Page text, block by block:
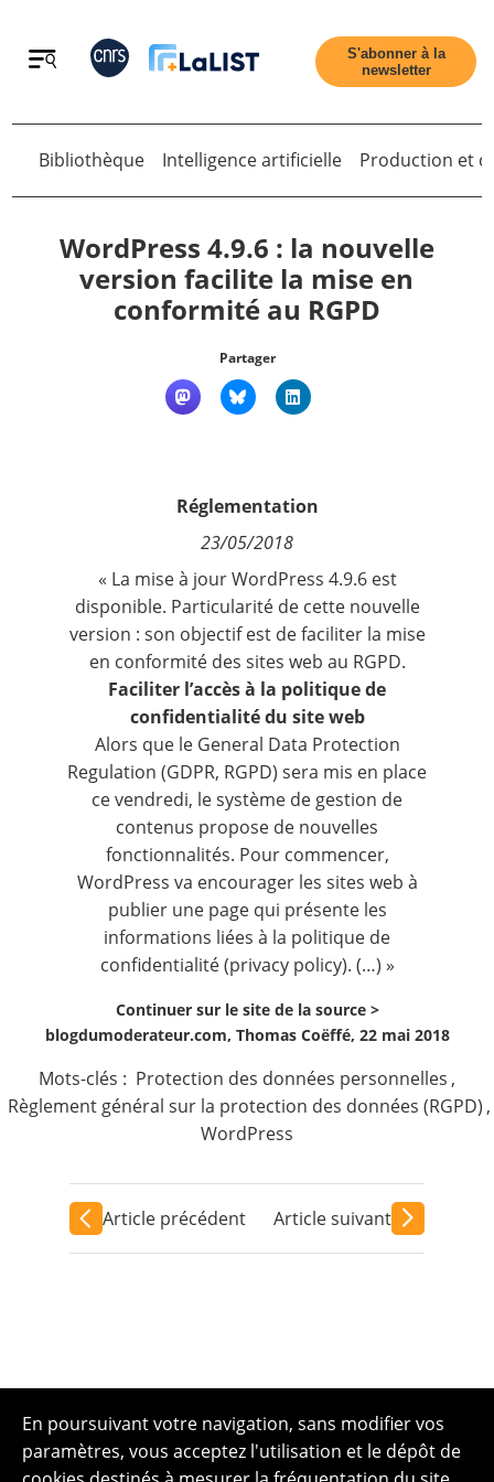
Retour
Nous suivre
S'abonner à la
newsletter
Retour
Bibliothèque Intelligence artificielle Production et
WordPress 4.9.6 : la nouvelle
version facilite la mise en
conformité au RGPD
Partager
Réglementation
23/05/2018
« La mise à jour WordPress 4.9.6 est
disponible. Particularité de cette nouvelle
version : son objectif est de faciliter la mise
en conformité des sites web au RGPD.
Faciliter l’accès à la politique de
confidentialité du site web
Alors que le General Data Protection
Regulation (GDPR, RGPD) sera mis en place
ce vendredi, le système de gestion de
contenus propose de nouvelles
fonctionnalités. Pour commencer,
WordPress va encourager les sites web à
publier une page qui présente les
informations liées à la politique de
confidentialité (privacy policy). (…) »
Continuer sur le site de la source >
blogdumoderateur.com, Thomas Coëffé, 22 mai 2018
Mots-clés : Protection des données personnelles ,
Règlement général sur la protection des données (RGPD) ,
WordPress
Article précédent Article suivant
En poursuivant votre navigation, sans modifier vos
paramètres, vous acceptez l'utilisation et le dépôt de